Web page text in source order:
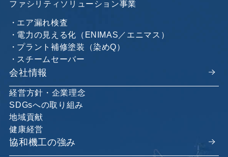
ファシリティソリューション事業
エア漏れ検査
電力の見える化（ENIMAS／エニマス）
プラント補修塗装（染めQ）
スチームセーバー
会社情報
経営方針・企業理念
SDGsへの取り組み
地域貢献
健康経営
協和機工の強み